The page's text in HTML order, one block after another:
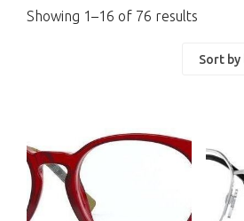
Showing 1–16 of 76 results